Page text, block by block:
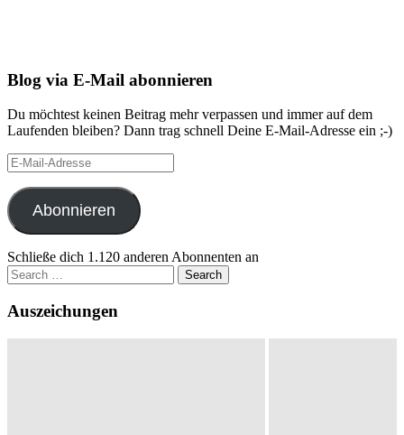
Blog via E-Mail abonnieren
Du möchtest keinen Beitrag mehr verpassen und immer auf dem
Laufenden bleiben? Dann trag schnell Deine E-Mail-Adresse ein ;-)
E-
Mail-
Adresse
Abonnieren
Schließe dich 1.120 anderen Abonnenten an
Search
for:
Auszeichungen